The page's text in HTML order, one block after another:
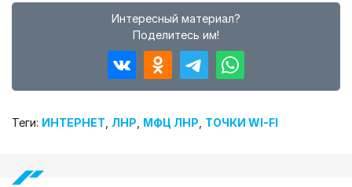
Интересный материал?
Поделитесь им!
Теги: ИНТЕРНЕТ ЛНР МФЦ ЛНР ТОЧКИ WI-FI